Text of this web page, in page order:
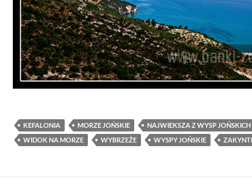
KEFALONIA MORZE JOŃSKIE
NAJWIEKSZA Z WYSP JOŃSKICH
WIDOK NA MORZE
WYBRZEŻE WYSPY JOŃSKIE